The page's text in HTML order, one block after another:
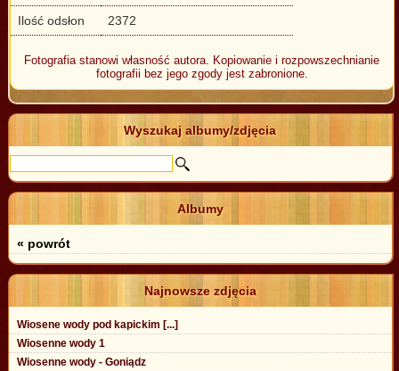
Ilość odsłon 2372
Fotografia stanowi własność autora. Kopiowanie i rozpowszechnianie
fotografii bez jego zgody jest zabronione.
Wyszukaj albumy/zdjęcia
Albumy
« powrót
Najnowsze zdjęcia
Wiosene wody pod kapickim [...]
Wiosenne wody 1
Wiosenne wody - Goniądz